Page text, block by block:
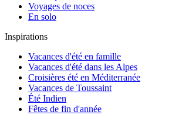
Voyages de noces
En solo
Inspirations
Vacances d'été en famille
Vacances d'été dans les Alpes
Croisières été en Méditerranée
Vacances de Toussaint
Été Indien
Fêtes de fin d'année